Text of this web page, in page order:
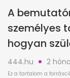
A
személyes
hogyan
444.hu 2